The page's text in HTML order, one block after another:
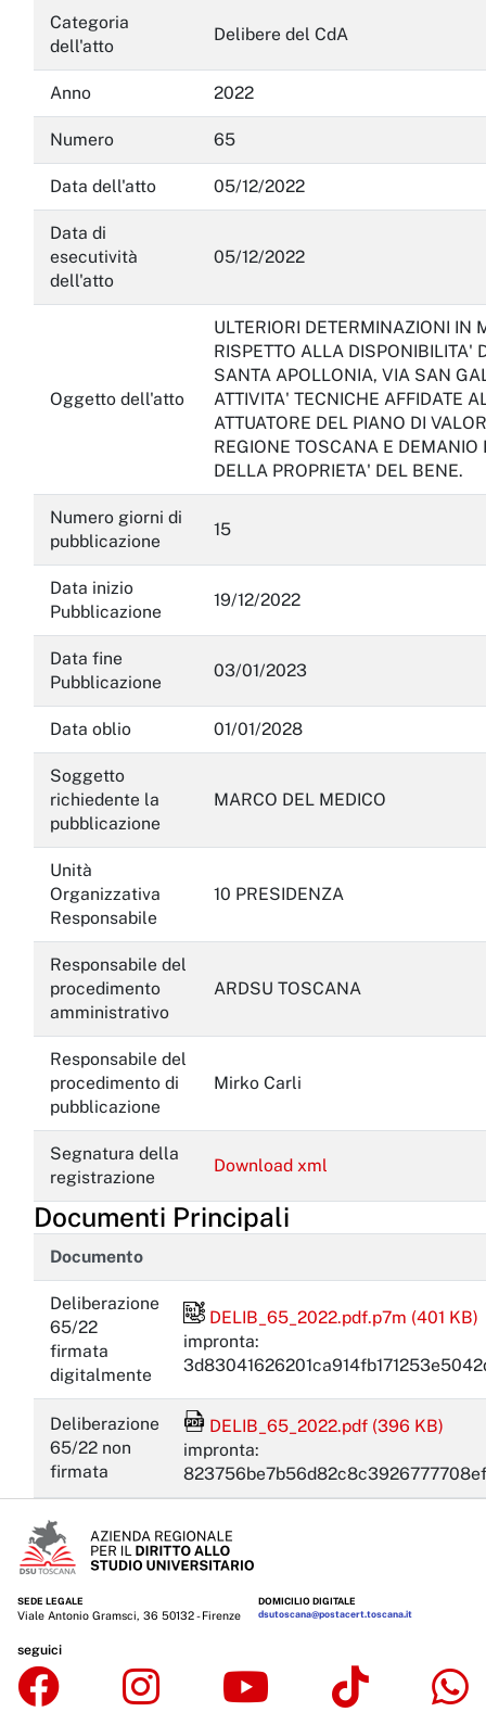
Interventi straordinari e di emergenza
Altri contenuti
Attuazione misure PNRR
Categoria
dell'atto
Delibere del CdA
Anno 2022
Numero 65
Data dell'atto 05/12/2022
Data di
esecutività
dell'atto
05/12/2022
Oggetto dell'atto
ULTERIORI DETERMINAZIONI IN
RISPETTO ALLA DISPONIBILITA'
SANTA APOLLONIA, VIA SAN
ATTIVITA' TECNICHE AFFIDATE
ATTUATORE DEL PIANO DI
REGIONE TOSCANA E DEMANIO
DELLA PROPRIETA' DEL BENE.
Numero giorni di
pubblicazione
15
Data inizio
Pubblicazione
19/12/2022
Data fine
Pubblicazione
03/01/2023
Data oblio 01/01/2028
Soggetto
richiedente la
pubblicazione
MARCO DEL MEDICO
Unità
Organizzativa
Responsabile
10 PRESIDENZA
Responsabile del
procedimento
amministrativo
ARDSU TOSCANA
Responsabile del
procedimento di
pubblicazione
Mirko Carli
Segnatura della
registrazione
Download xml
Documenti Principali
Documento
Deliberazione
65/22
firmata
digitalmente
File firmato digitalmente
DELIB_65_2022.pdf.p7m (401 KB)
impronta:
Deliberazione
65/22 non
firmata
File Acrobat Reader
DELIB_65_2022.pdf (396 KB)
impronta:
SEDE LEGALE
Viale Antonio Gramsci, 36 50132 - Firenze
DOMICILIO DIGITALE
dsutoscana@postacert.toscana.it
seguici